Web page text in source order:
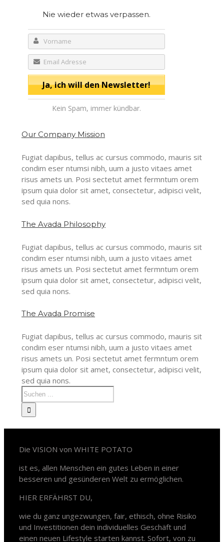
Nie wieder etwas verpassen.
Kein Spam, immer kündbar.
Our Company Mission
Fugiat dapibus, tellus ac cursus commodo, mauris sit
condim eser ntumsi nibh, uum a justo vitaes amet
risus amets un. Posi sectetut amet fermntum orem
ipsum quia dolor sit amet, consectetur, adipisci velit,
sed quia nons.
The Avada Philosophy
Fugiat dapibus, tellus ac cursus commodo, mauris sit
condim eser ntumsi nibh, uum a justo vitaes amet
risus amets un. Posi sectetut amet fermntum orem
ipsum quia dolor sit amet, consectetur, adipisci velit,
sed quia nons.
The Avada Promise
Fugiat dapibus, tellus ac cursus commodo, mauris sit
condim eser ntumsi nibh, uum a justo vitaes amet
risus amets un. Posi sectetut amet fermntum orem
ipsum quia dolor sit amet, consectetur, adipisci velit,
sed quia nons.
Die VISION von WHITE POTATO
ist es, allen Menschen ein gutes Leben in einer
besseren und gesünderen Welt zu ermöglichen.
HIER ERFÄHRST DU,
wie du ganz ungezwungen, fair, ethisch, ohne Risiko
und Investitionen dein individuelles Geschäft und
einen neuen Lifestyle starten kannst. Sofort, von zu